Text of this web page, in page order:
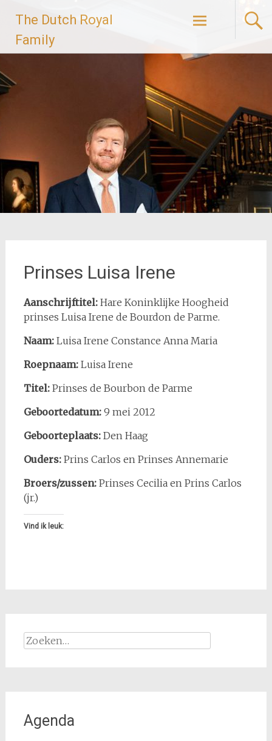
naar
inhoud
The Dutch Royal
Family
Prinses Luisa Irene
Aanschrijftitel:Hare Koninklijke Hoogheid
prinses Luisa Irene de Bourdon de Parme.
Naam:Luisa Irene Constance Anna Maria
Roepnaam:Luisa Irene
Titel:Prinses de Bourbon de Parme
Geboortedatum:9 mei 2012
Geboorteplaats:Den Haag
Ouders:Prins Carlos en Prinses Annemarie
Broers/zussen:Prinses Cecilia en Prins Carlos
(jr.)
Vind ik leuk:
Zoeken
Agenda